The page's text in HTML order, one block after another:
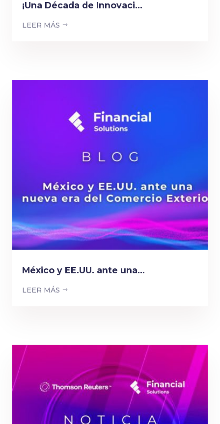
¡Una Década de Innovaci...
LEER MÁS
México y EE.UU. ante una...
LEER MÁS